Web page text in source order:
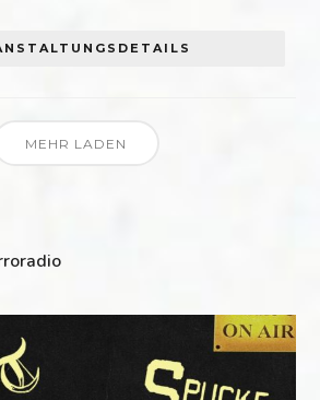
MEHR LADEN